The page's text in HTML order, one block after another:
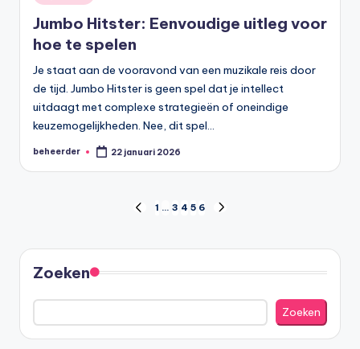
in
Jumbo Hitster: Eenvoudige uitleg voor
hoe te spelen
Je staat aan de vooravond van een muzikale reis door
de tijd. Jumbo Hitster is geen spel dat je intellect
uitdaagt met complexe strategieën of oneindige
keuzemogelijkheden. Nee, dit spel…
Geplaatst
beheerder 22 januari 2026
paginering
VORIGE
1 … 3 4 5 6
Zoeken
Zoeken